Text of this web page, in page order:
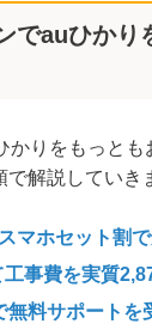
でauひかり
かりをもっと
解説していき
マホセット割
事費を実質
無料サポートを